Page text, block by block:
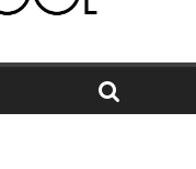
bière, métal et